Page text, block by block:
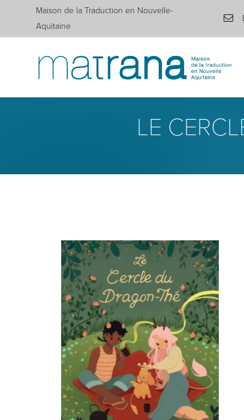
Maison de la Traduction en Nouvelle-
Aquitaine
LE